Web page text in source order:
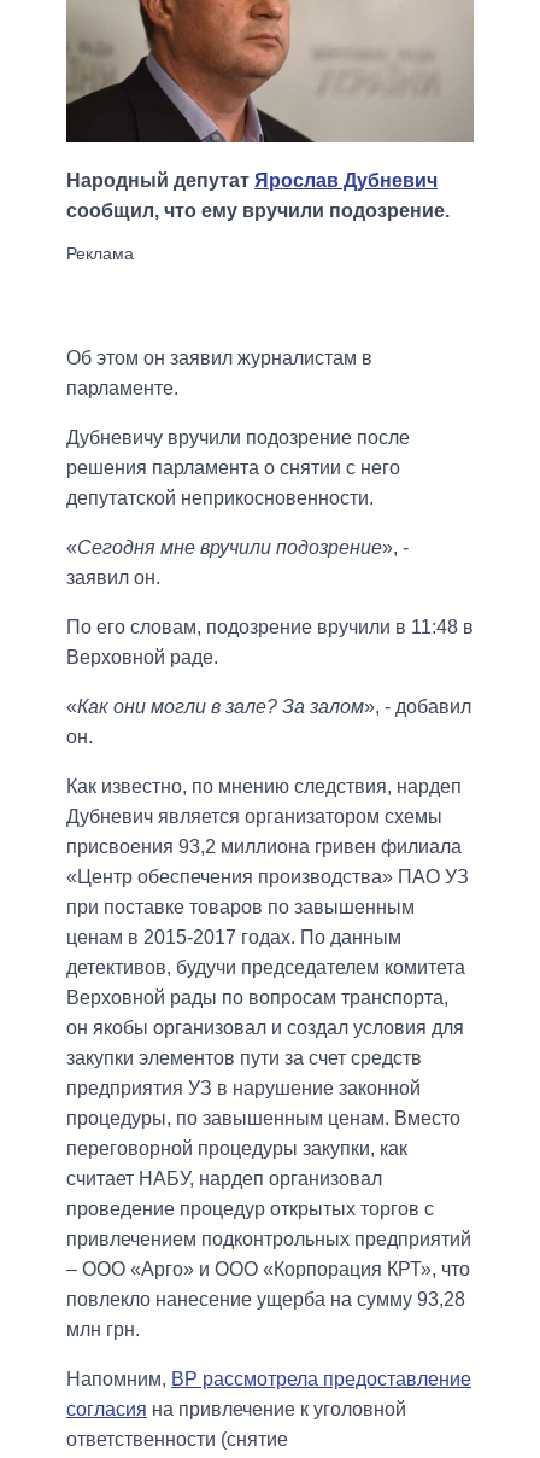
Народный депутат Ярослав Дубневич
сообщил, что ему вручили подозрение.
Об этом он заявил журналистам в
парламенте.
Дубневичу вручили подозрение после
решения парламента о снятии с него
депутатской неприкосновенности.
«Сегодня мне вручили подозрение», -
заявил он.
По его словам, подозрение вручили в 11:48 в
Верховной раде.
«Как они могли в зале? За залом», - добавил
он.
Как известно, по мнению следствия, нардеп
Дубневич является организатором схемы
присвоения 93,2 миллиона гривен филиала
«Центр обеспечения производства» ПАО УЗ
при поставке товаров по завышенным
ценам в 2015-2017 годах. По данным
детективов, будучи председателем комитета
Верховной рады по вопросам транспорта,
он якобы организовал и создал условия для
закупки элементов пути за счет средств
предприятия УЗ в нарушение законной
процедуры, по завышенным ценам. Вместо
переговорной процедуры закупки, как
считает НАБУ, нардеп организовал
проведение процедур открытых торгов с
привлечением подконтрольных предприятий
– ООО «Арго» и ООО «Корпорация КРТ», что
повлекло нанесение ущерба на сумму 93,28
млн грн.
Напомним, ВР рассмотрела предоставление
согласия на привлечение к уголовной
ответственности (снятие